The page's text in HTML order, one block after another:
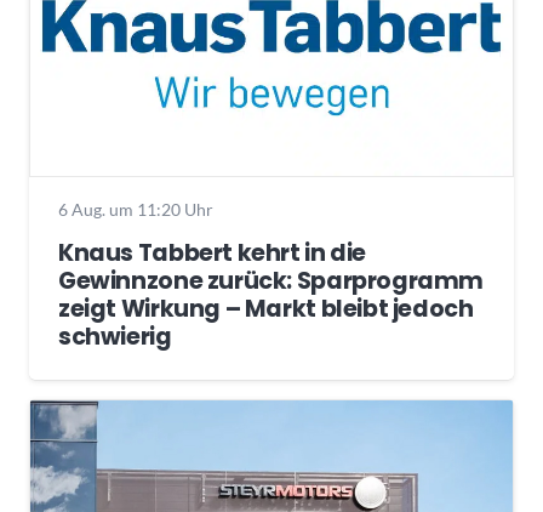
6 Aug. um 11:20 Uhr
Knaus Tabbert kehrt in die
Gewinnzone zurück: Sparprogramm
zeigt Wirkung – Markt bleibt jedoch
schwierig